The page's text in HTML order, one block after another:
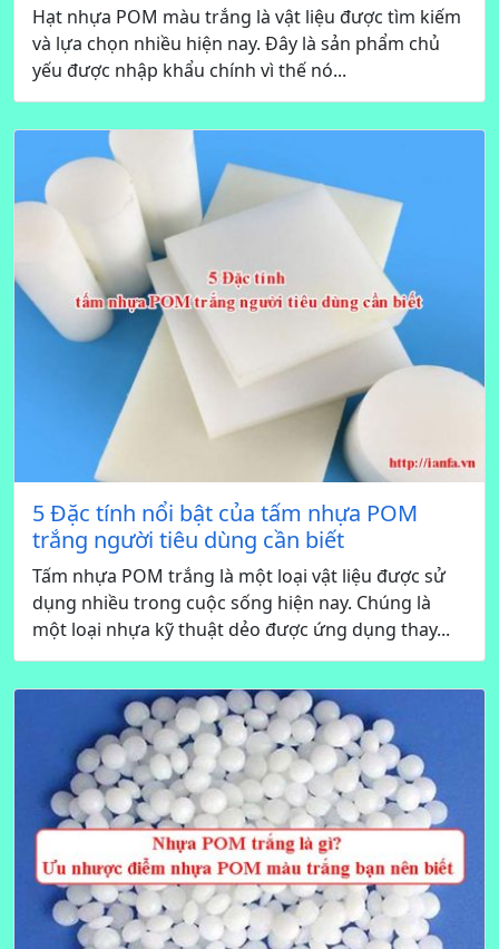
Hạt nhựa POM màu trắng là vật liệu được tìm kiếm
và lựa chọn nhiều hiện nay. Đây là sản phẩm chủ
yếu được nhập khẩu chính vì thế nó...
5 Đặc tính nổi bật của tấm nhựa POM
trắng người tiêu dùng cần biết
Tấm nhựa POM trắng là một loại vật liệu được sử
dụng nhiều trong cuộc sống hiện nay. Chúng là
một loại nhựa kỹ thuật dẻo được ứng dụng thay...